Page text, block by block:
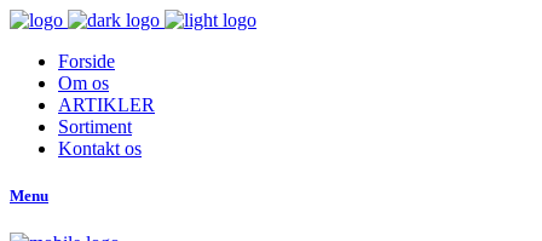
Forside
Om os
ARTIKLER
Sortiment
Kontakt os
Menu